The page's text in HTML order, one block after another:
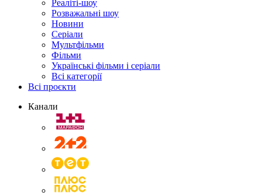
Реаліті-шоу
Розважальні шоу
Новини
Серіали
Мультфільми
Фільми
Українські фільми і серіали
Всі категорії
Всі проєкти
Канали